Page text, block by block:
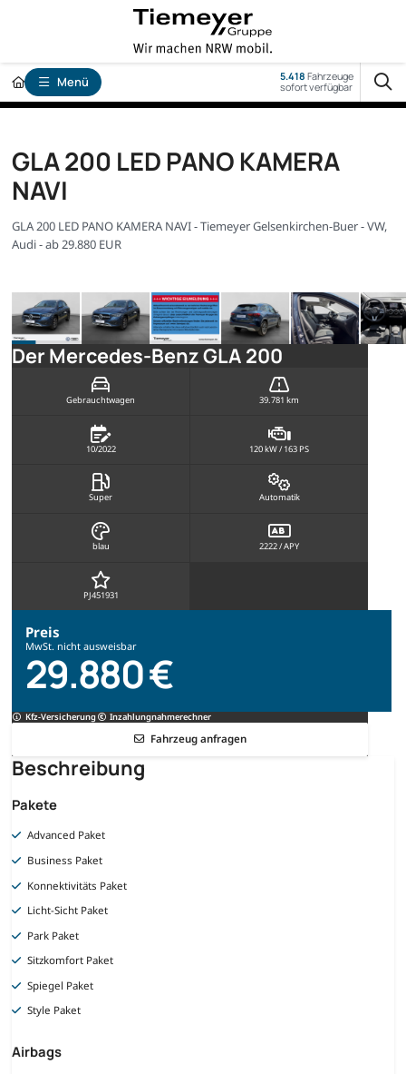
Menü 5.418 Fahrzeuge
sofort verfügbar
GLA 200 LED PANO KAMERA
NAVI
GLA 200 LED PANO KAMERA NAVI - Tiemeyer Gelsenkirchen-Buer - VW,
Audi - ab 29.880 EUR
Der Mercedes-Benz GLA 200
Gebrauchtwagen 39.781 km
10/2022 120 kW / 163 PS
Super Automatik
blau 2222 / APY
PJ451931
Preis
MwSt. nicht ausweisbar
29.880 €
Kfz-Versicherung Inzahlungnahmerechner
Fahrzeug anfragen
Beschreibung
Pakete
Advanced Paket
Business Paket
Konnektivitäts Paket
Licht-Sicht Paket
Park Paket
Sitzkomfort Paket
Spiegel Paket
Style Paket
Airbags